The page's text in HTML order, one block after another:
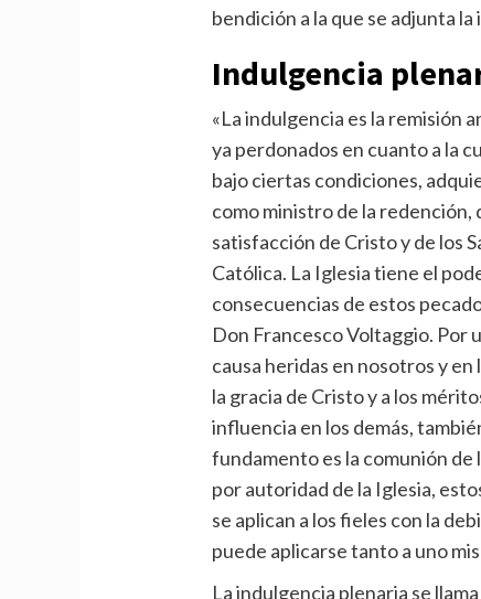
bendición a la que se adjunta
Indulgencia
«La indulgencia es la remisión
ya perdonados en cuanto a la
bajo ciertas condiciones,
como ministro de la redención,
satisfacción de Cristo y de los
Católica. La Iglesia tiene el
consecuencias de estos
Don Francesco Voltaggio. Por
causa heridas en nosotros y
la gracia de Cristo y a los
influencia en los demás,
fundamento es la comunión de
por autoridad de la Iglesia,
se aplican a los fieles con la
puede aplicarse tanto a uno
La indulgencia plenaria se